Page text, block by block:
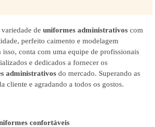
de uniformes administrativos com
perfeito caimento e modelagem
isso, conta com uma equipe de profissionais
e dedicados a fornecer os
administrativos do mercado. Superando as
cliente e agradando a todos os gostos.
confortáveis